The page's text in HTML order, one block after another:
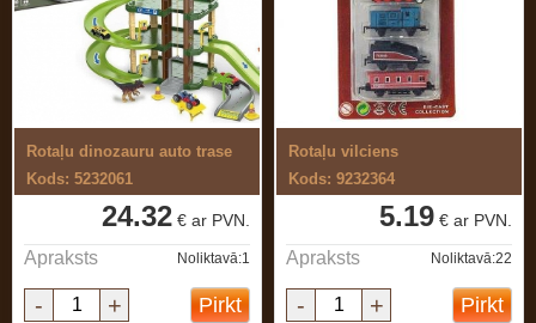
Rotaļu dinozauru auto trase
Kods: 5232061
24.32 € ar PVN.
Apraksts Noliktavā:1
- + Pirkt
Rotaļu vilciens
Kods: 9232364
5.19 € ar PVN.
Apraksts Noliktavā:22
- + Pirkt